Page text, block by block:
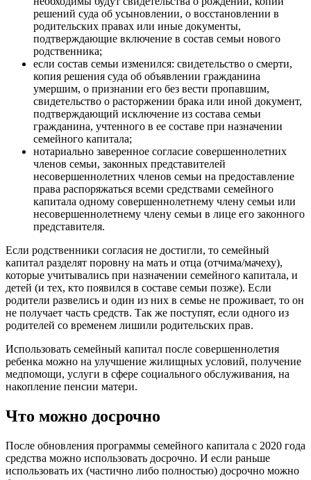
решений суда об усыновлении, о восстановлении в
родительских правах или иные документы,
подтверждающие включение в состав семьи нового
родственника;
если состав семьи изменился: свидетельство о смерти,
копия решения суда об объявлении гражданина
умершим, о признании его без вести пропавшим,
свидетельство о расторжении брака или иной документ,
подтверждающий исключение из состава семьи
гражданина, учтенного в ее составе при назначении
семейного капитала;
нотариально заверенное согласие совершеннолетних
членов семьи, законных представителей
несовершеннолетних членов семьи на предоставление
права распоряжаться всеми средствами семейного
капитала одному совершеннолетнему члену семьи или
несовершеннолетнему члену семьи в лице его законного
представителя.
Если родственники согласия не достигли, то семейный
капитал разделят поровну на мать и отца (отчима/мачеху),
которые учитывались при назначении семейного капитала, и
детей (и тех, кто появился в составе семьи позже). Если
родители развелись и один из них в семье не проживает, то он
не получает часть средств. Так же поступят, если одного из
родителей со временем лишили родительских прав.
Использовать семейный капитал после совершеннолетия
ребенка можно на улучшение жилищных условий, получение
медпомощи, услуги в сфере социального обслуживания, на
накопление пенсии матери.
Что можно досрочно
После обновления программы семейного капитала с 2020 года
средства можно использовать досрочно. И если раньше
использовать их (частично либо полностью) досрочно можно